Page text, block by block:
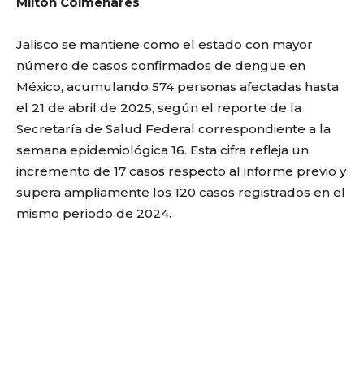
Jalisco se mantiene como el estado con mayor
número de casos confirmados de dengue en
México, acumulando 574 personas afectadas hasta
el 21 de abril de 2025, según el reporte de la
Secretaría de Salud Federal correspondiente a la
semana epidemiológica 16. Esta cifra refleja un
incremento de 17 casos respecto al informe previo y
supera ampliamente los 120 casos registrados en el
mismo periodo de 2024.